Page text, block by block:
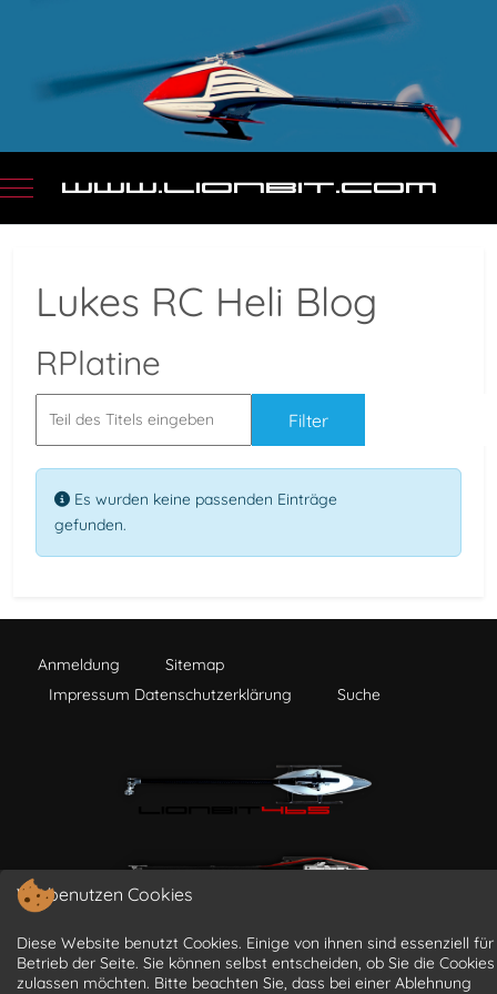
Mobile Menu Toggle
Lukes RC Heli Blog
RPlatine
Filter
Es wurden keine passenden Einträge
gefunden.
Anmeldung
Sitemap
Impressum Datenschutzerklärung
Suche
Wir benutzen Cookies
Diese Website benutzt Cookies. Einige von ihnen sind essenziell
Betrieb der Seite. Sie können selbst entscheiden, ob Sie die Cookies
zulassen möchten. Bitte beachten Sie, dass bei einer Ablehnung